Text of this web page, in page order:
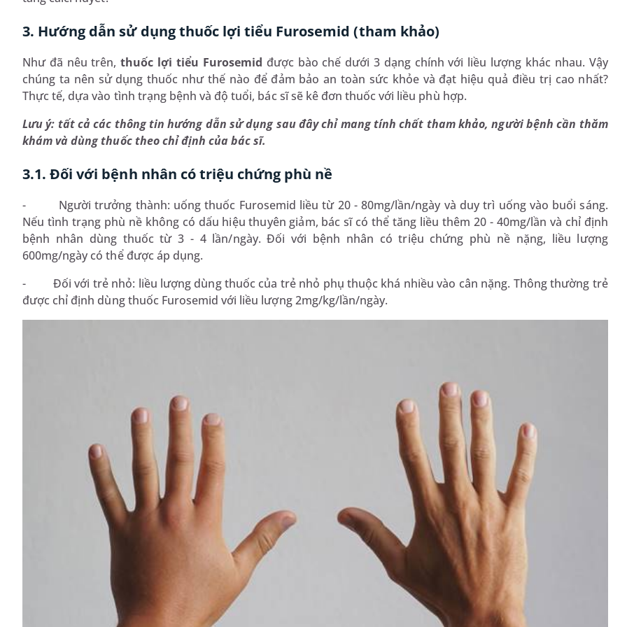
3. Hướng dẫn sử dụng thuốc lợi tiểu Furosemid (tham khảo)
Như đã nêu trên,thuốc lợi tiểu Furosemid được bào chế dưới 3 dạng chính với liều lượng khác nhau. Vậy
chúng ta nên sử dụng thuốc như thế nào để đảm bảo an toàn sức khỏe và đạt hiệu quả điều trị cao nhất?
Thực tế, dựa vào tình trạng bệnh và độ tuổi, bác sĩ sẽ kê đơn thuốc với liều phù hợp.
Lưu ý: tất cả các thông tin hướng dẫn sử dụng sau đây chỉ mang tính chất tham khảo, người bệnh cần thăm
khám và dùng thuốc theo chỉ định của bác sĩ.
3.1. Đối với bệnh nhân có triệu chứng phù nề
-
Người trưởng thành: uống thuốc Furosemid liều từ 20 - 80mg/lần/ngày và duy trì uống vào buổi sáng.
Nếu tình trạng phù nề không có dấu hiệu thuyên giảm, bác sĩ có thể tăng liều thêm 20 - 40mg/lần và chỉ định
bệnh nhân dùng thuốc từ 3 - 4 lần/ngày. Đối với bệnh nhân có triệu chứng phù nề nặng, liều lượng
600mg/ngày có thể được áp dụng.
-
Đối với trẻ nhỏ: liều lượng dùng thuốc của trẻ nhỏ phụ thuộc khá nhiều vào cân nặng. Thông thường trẻ
được chỉ định dùng thuốc Furosemid với liều lượng 2mg/kg/lần/ngày.